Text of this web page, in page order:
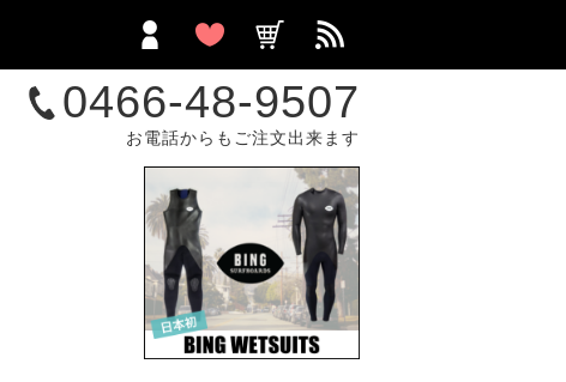
0466-48-9507
お電話からもご注文出来ます